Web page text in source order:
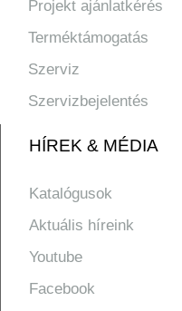
Projekt ajánlatkérés
Terméktámogatás
Szerviz
Szervizbejelentés
HÍREK & MÉDIA
Katalógusok
Aktuális híreink
Youtube
Facebook